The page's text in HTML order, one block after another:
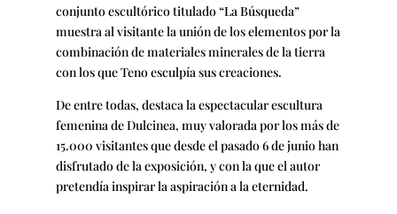
conjunto escultórico titulado “La Búsqueda”
muestra al visitante la unión de los elementos por la
combinación de materiales minerales de la tierra
con los que Teno esculpía sus creaciones.
De entre todas, destaca la espectacular escultura
femenina de Dulcinea, muy valorada por los más de
15.000 visitantes que desde el pasado 6 de junio han
disfrutado de la exposición, y con la que el autor
pretendía inspirar la aspiración a la eternidad.